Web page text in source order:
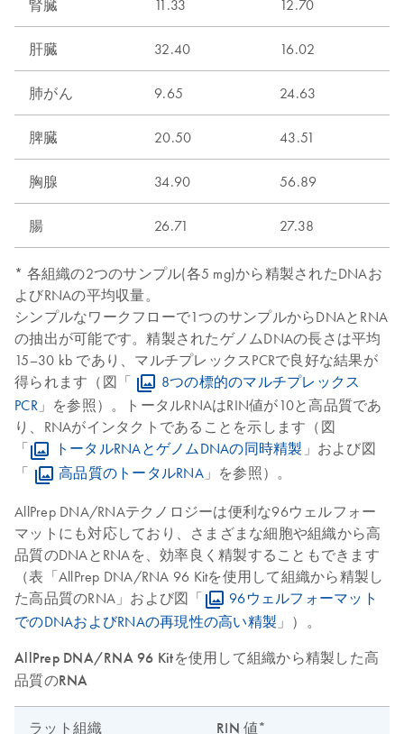
腎臓 11.33 12.70
肝臓 32.40 16.02
肺がん 9.65 24.63
脾臓 20.50 43.51
胸腺 34.90 56.89
腸 26.71 27.38
* 各組織の2つのサンプル(各5 mg)から精製されたDNAお
よびRNAの平均収量。
シンプルなワークフローで1つのサンプルからDNAとRNA
の抽出が可能です。精製されたゲノムDNAの長さは平均
15–30 kb であり、マルチプレックスPCRで良好な結果が
得られます（図「
8つの標的のマルチプレックス
PCR」を参照）。トータルRNAはRIN値が10と高品質であ
り、RNAがインタクトであることを示します（図
「
トータルRNAとゲノムDNAの同時精製 」および図
「
高品質のトータルRNA」を参照）。
AllPrep DNA/RNAテクノロジーは便利な96ウェルフォー
マットにも対応しており、さまざまな細胞や組織から高
品質のDNAとRNAを、効率良く精製することもできます
（表「AllPrep DNA/RNA 96 Kitを使用して組織から精製し
た高品質のRNA」および図「
96ウェルフォーマット
でのDNAおよびRNAの再現性の高い精製 」）。
AllPrep DNA/RNA 96 Kitを使用して組織から精製した高
品質のRNA
ラット組織 RIN 値*